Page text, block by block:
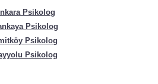
Psikolog
Psikolog
Psikolog
Psikolog